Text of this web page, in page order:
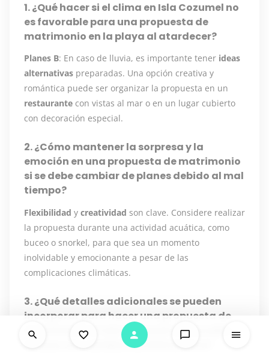
1. ¿Qué hacer si el clima en Isla Cozumel no
es favorable para una propuesta de
matrimonio en la playa al atardecer?
Planes B: En caso de lluvia, es importante tener ideas
alternativas preparadas. Una opción creativa y
romántica puede ser organizar la propuesta en un
restaurante con vistas al mar o en un lugar cubierto
con decoración especial.
2. ¿Cómo mantener la sorpresa y la
emoción en una propuesta de matrimonio
si se debe cambiar de planes debido al mal
tiempo?
Flexibilidad y creatividad son clave. Considere realizar
la propuesta durante una actividad acuática, como
buceo o snorkel, para que sea un momento
inolvidable y emocionante a pesar de las
complicaciones climáticas.
3. ¿Qué detalles adicionales se pueden
incorporar para hacer una propuesta de
matrimonio en Isla Cozumel memorable,
incluso con cambios de última hora?